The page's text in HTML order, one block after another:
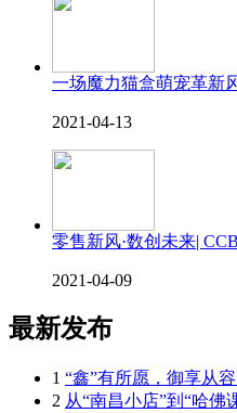
一场魔力猫盒萌宠革新
2021-04-13
零售新风·数创未来|
2021-04-09
最新发布
1 “鑫”有所愿，御享从
2 从“南昌小店”到“哈佛